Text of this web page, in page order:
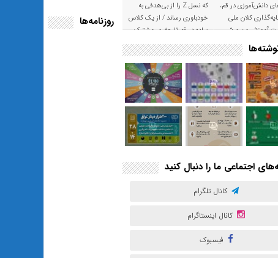
دانش‌آموزی در قم،
کلان ملی
آموزش و پرورش
که نسل Z را از بی‌هدفی به
خودباوری رساند / از یک کلاس
ساده در قم تا حضور مشترک
معلم و هنرجویان در مهم‌ترین
گالری قرآنی هوش مصنوعی
تهران
اجتماعی ما را دنبال کنید
کانال تلگرام
کانال اینستاگرام
فیسبوک
روزنامه‌ها